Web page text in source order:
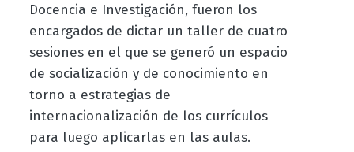
Docencia e Investigación, fueron los
encargados de dictar un taller de cuatro
sesiones en el que se generó un espacio
de socialización y de conocimiento en
torno a estrategias de
internacionalización de los currículos
para luego aplicarlas en las aulas.